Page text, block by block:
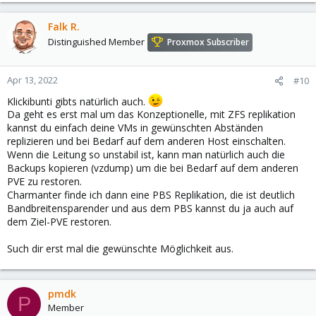
Falk R.
Distinguished Member Proxmox Subscriber
Apr 13, 2022 #10
Klickibunti gibts natürlich auch.
Da geht es erst mal um das Konzeptionelle, mit ZFS replikation
kannst du einfach deine VMs in gewünschten Abständen
replizieren und bei Bedarf auf dem anderen Host einschalten.
Wenn die Leitung so unstabil ist, kann man natürlich auch die
Backups kopieren (vzdump) um die bei Bedarf auf dem anderen
PVE zu restoren.
Charmanter finde ich dann eine PBS Replikation, die ist deutlich
Bandbreitensparender und aus dem PBS kannst du ja auch auf
dem Ziel-PVE restoren.
Such dir erst mal die gewünschte Möglichkeit aus.
P pmdk
Member